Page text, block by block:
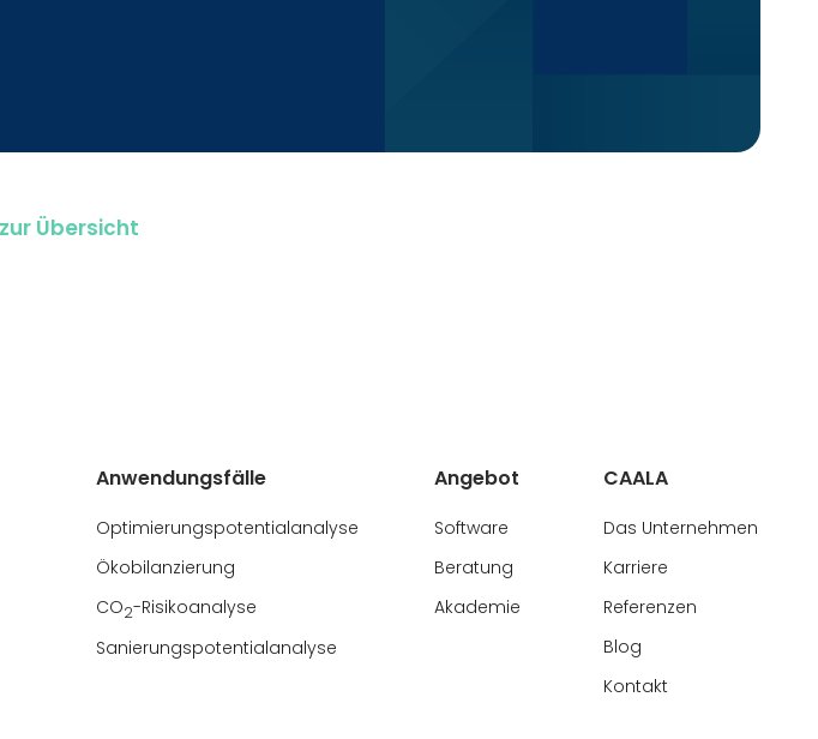
Übersicht
Anwendungsfälle
Optimierungspotentialanalyse
Ökobilanzierung
CO2-Risikoanalyse
Sanierungspotentialanalyse
Angebot
Software
Beratung
Akademie
CAALA
Das Unternehmen
Karriere
Referenzen
Blog
Kontakt